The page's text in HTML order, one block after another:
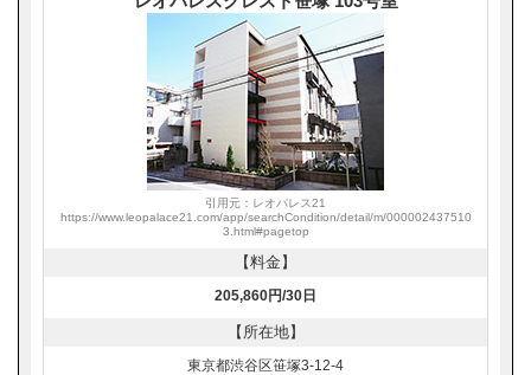
引用元：レオパレス21
https://www.leopalace21.com/app/searchCondition/detail/m/000002437510
3.html#pagetop
【料金】
205,860円/30日
【所在地】
東京都渋谷区笹塚3-12-4